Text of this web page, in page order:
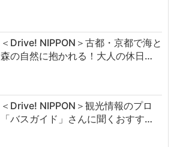
＜Drive! NIPPON＞古都・京都で海と
森の自然に抱かれる！大人の休日…
＜Drive! NIPPON＞観光情報のプロ
「バスガイド」さんに聞くおすす…